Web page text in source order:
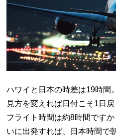
ハワイと日本の時差は19時間。
見方を変えれば日付こそ1日
フライト時間は約8時間です
いに出発すれば、日本時間で